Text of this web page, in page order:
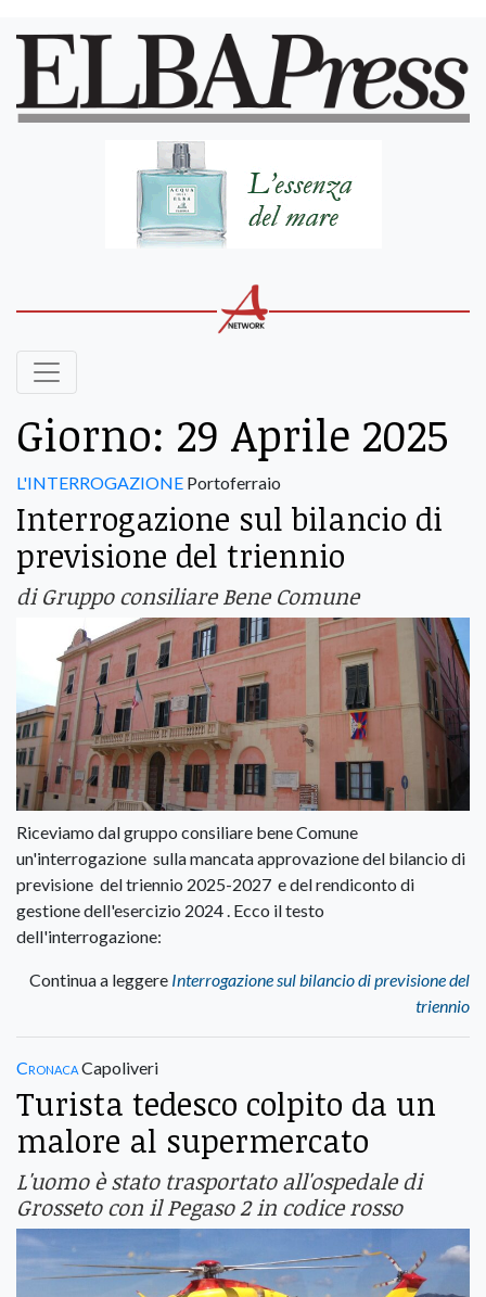
Giorno: 29 Aprile 2025
L'INTERROGAZIONE Portoferraio
Interrogazione sul bilancio di
previsione del triennio
di Gruppo consiliare Bene Comune
Riceviamo dal gruppo consiliare bene Comune
un'interrogazione sulla mancata approvazione del bilancio di
previsione del triennio 2025-2027 e del rendiconto di
gestione dell'esercizio 2024 . Ecco il testo
dell'interrogazione:
Continua a leggere Interrogazione sul bilancio di previsione del
triennio
CronacaCapoliveri
Turista tedesco colpito da un
malore al supermercato
L'uomo è stato trasportato all'ospedale di
Grosseto con il Pegaso 2 in codice rosso